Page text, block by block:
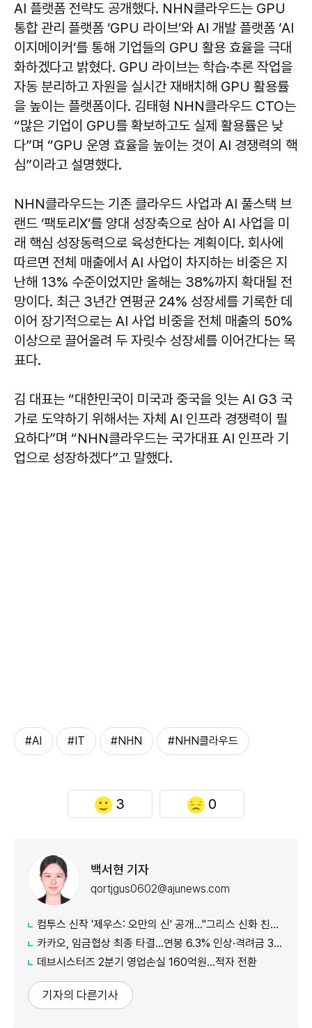
AI 플랫폼 전략도 공개했다. NHN클라우드는 GPU
통합 관리 플랫폼 ‘GPU 라이브’와 AI 개발 플랫폼 ‘AI
이지메이커’를 통해 기업들의 GPU 활용 효율을 극대
화하겠다고 밝혔다. GPU 라이브는 학습·추론 작업을
자동 분리하고 자원을 실시간 재배치해 GPU 활용률
을 높이는 플랫폼이다. 김태형 NHN클라우드 CTO는
“많은 기업이 GPU를 확보하고도 실제 활용률은 낮
다”며 “GPU 운영 효율을 높이는 것이 AI 경쟁력의 핵
심”이라고 설명했다.
NHN클라우드는 기존 클라우드 사업과 AI 풀스택 브
랜드 ‘팩토리X’를 양대 성장축으로 삼아 AI 사업을 미
래 핵심 성장동력으로 육성한다는 계획이다. 회사에
따르면 전체 매출에서 AI 사업이 차지하는 비중은 지
난해 13% 수준이었지만 올해는 38%까지 확대될 전
망이다. 최근 3년간 연평균 24% 성장세를 기록한 데
이어 장기적으로는 AI 사업 비중을 전체 매출의 50%
이상으로 끌어올려 두 자릿수 성장세를 이어간다는 목
표다.
김 대표는 “대한민국이 미국과 중국을 잇는 AI G3 국
가로 도약하기 위해서는 자체 AI 인프라 경쟁력이 필
요하다”며 “NHN클라우드는 국가대표 AI 인프라 기
업으로 성장하겠다”고 말했다.
#AI #IT #NHN #NHN클라우드
3 0
백서현 기자
qortjgus0602@ajunews.com
컴투스 신작 '제우스: 오만의 신' 공개…"그리스 신화 친숙함에 신선함 더했다"
카카오, 임금협상 최종 타결…연봉 6.3% 인상·격려금 300만원
데브시스터즈 2분기 영업손실 160억원…적자 전환
기자의 다른기사